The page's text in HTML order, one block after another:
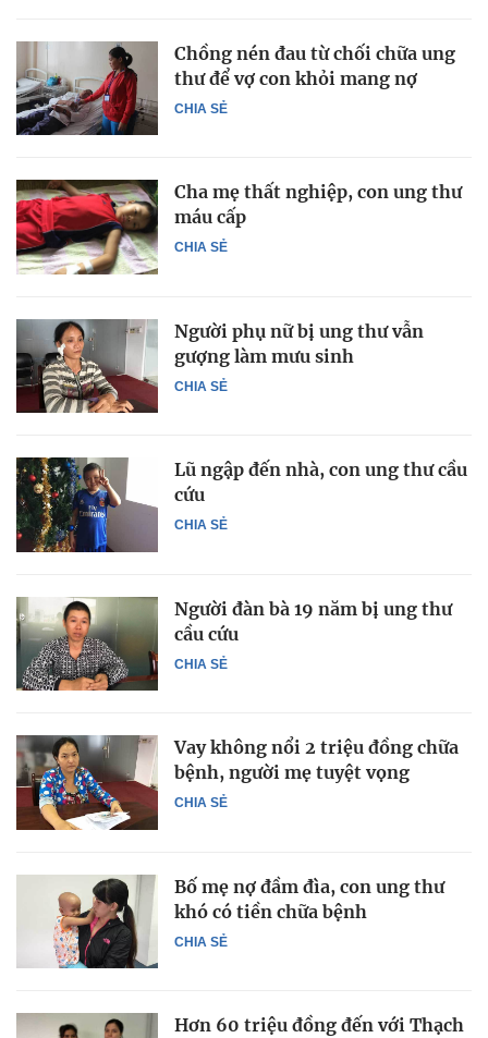
CHIA SẺ
Chồng nén đau từ chối chữa ung
thư để vợ con khỏi mang nợ
CHIA SẺ
Cha mẹ thất nghiệp, con ung thư
máu cấp
CHIA SẺ
Người phụ nữ bị ung thư vẫn
gượng làm mưu sinh
CHIA SẺ
Lũ ngập đến nhà, con ung thư cầu
cứu
CHIA SẺ
Người đàn bà 19 năm bị ung thư
cầu cứu
CHIA SẺ
Vay không nổi 2 triệu đồng chữa
bệnh, người mẹ tuyệt vọng
CHIA SẺ
Bố mẹ nợ đầm đìa, con ung thư
khó có tiền chữa bệnh
Hơn 60 triệu đồng đến với Thạch